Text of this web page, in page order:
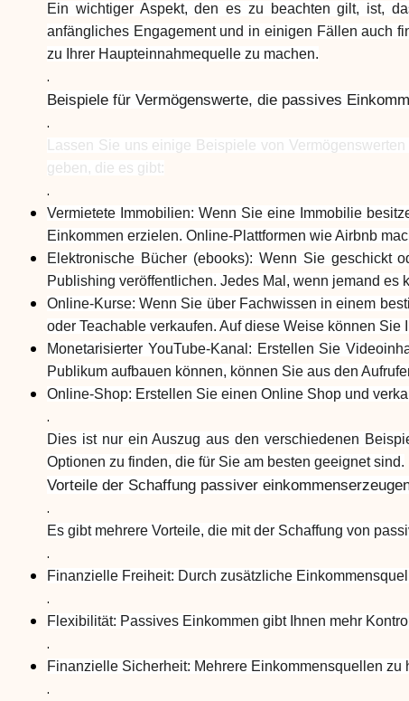
Ein wichtiger Aspekt, den es zu beachten gilt, ist,
anfängliches Engagement und in einigen Fällen auch
zu Ihrer Haupteinnahmequelle zu machen.
.
Beispiele für Vermögenswerte, die passives
.
Lassen Sie uns einige Beispiele von
geben, die es gibt:
.
Vermietete Immobilien: Wenn Sie eine Immobilie
Einkommen erzielen. Online-Plattformen wie Airbnb
Elektronische Bücher (ebooks): Wenn Sie geschickt
Publishing veröffentlichen. Jedes Mal, wenn jemand es
Online-Kurse: Wenn Sie über Fachwissen in einem
oder Teachable verkaufen. Auf diese Weise können
Monetarisierter YouTube-Kanal: Erstellen Sie
Publikum aufbauen können, können Sie aus den
Online-Shop: Erstellen Sie einen Online Shop und
.
Dies ist nur ein Auszug aus den verschiedenen
Optionen zu finden, die für Sie am besten geeignet sind.
Vorteile der Schaffung passiver
.
Es gibt mehrere Vorteile, die mit der Schaffung von
.
Finanzielle Freiheit: Durch zusätzliche
.
Flexibilität: Passives Einkommen gibt Ihnen mehr
.
Finanzielle Sicherheit: Mehrere Einkommensquellen
.